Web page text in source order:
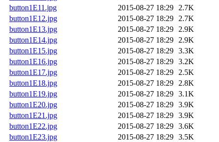
button1E11.jpg
2015-08-27 18:29
2.7K
button1E12.jpg
2015-08-27 18:29
2.7K
button1E13.jpg
2015-08-27 18:29
2.9K
button1E14.jpg
2015-08-27 18:29
2.9K
button1E15.jpg
2015-08-27 18:29 3.3K
button1E16.jpg
2015-08-27 18:29 3.2K
button1E17.jpg
2015-08-27 18:29
2.5K
button1E18.jpg
2015-08-27 18:29
2.8K
button1E19.jpg
2015-08-27 18:29 3.1K
button1E20.jpg
2015-08-27 18:29 3.9K
button1E21.jpg
2015-08-27 18:29 3.9K
button1E22.jpg
2015-08-27 18:29 3.6K
button1E23.jpg
2015-08-27 18:29 3.5K